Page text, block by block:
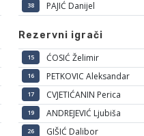
38 PAJIĆ Danijel
Rezervni igrači
15 ĆOSIĆ Želimir
16 PETKOVIC Aleksandar
17 CVJETIĆANIN Perica
19 ANDREJEVIĆ Ljubiša
26 GIŠIĆ Dalibor